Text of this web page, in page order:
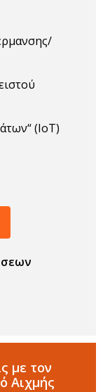
(ΙοΤ)
με τον
Αιχμής